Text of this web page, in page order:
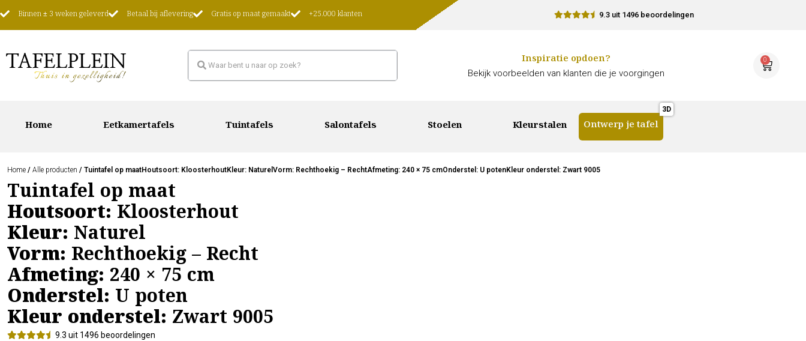
Binnen ± 3 weken geleverd Betaal bij aflevering Gratis op maat gemaakt +25.000 klanten 9.3 uit 1496 beoordelingen
Inspiratie opdoen?
Bekijk voorbeelden van klanten die je voorgingen
0
Home Eetkamertafels Tuintafels Salontafels Stoelen Kleurstalen Ontwerp je tafel
Home / Alle producten / Tuintafel op maatHoutsoort: KloosterhoutKleur: NaturelVorm: Rechthoekig – RechtAfmeting: 240 × 75 cmOnderstel: U potenKleur onderstel: Zwart 9005
Tuintafel op maat
Houtsoort: Kloosterhout
Kleur: Naturel
Vorm: Rechthoekig – Recht
Afmeting: 240 × 75 cm
Onderstel: U poten
Kleur onderstel: Zwart 9005
9.3 uit 1496 beoordelingen